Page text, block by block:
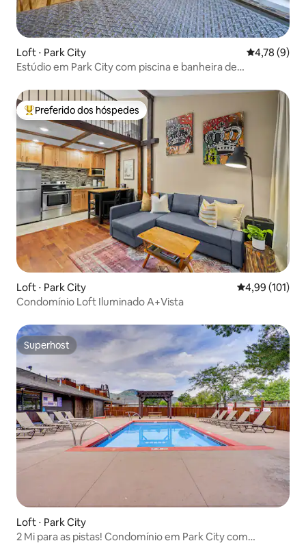
Loft ⋅ Park City 4,78 de
4,78 (9)
Estúdio em Park City com piscina e banheira de
Entre os melhores preferidos dos hóspedes
Preferido dos hóspedes
Loft ⋅ Park City 4,99 de uma
4,99 (101)
Condomínio Loft Iluminado A+Vista
Superhost
Superhost
Loft ⋅ Park City
2 Mi para as pistas! Condomínio em Park City com